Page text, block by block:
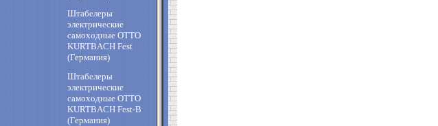
Штабелеры
электрические
самоходные OTTO
KURTBACH Fest
(Германия)
Штабелеры
электрические
самоходные OTTO
KURTBACH Fest-B
(Германия)